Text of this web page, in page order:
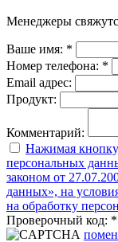
Менеджеры
Ваше имя: *
Номер телефона: *
Email адрес:
Продукт:
Комментарий:
Нажимая
персональных
законом от
данных», на
на обработку
Проверочный код: *